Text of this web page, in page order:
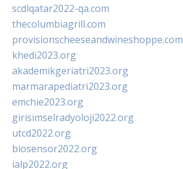
scdlqatar2022-qa.com
thecolumbiagrill.com
provisionscheeseandwineshoppe.com
khedi2023.org
akademikgeriatri2023.org
marmarapediatri2023.org
emchie2023.org
girisimselradyoloji2022.org
utcd2022.org
biosensor2022.org
ialp2022.org